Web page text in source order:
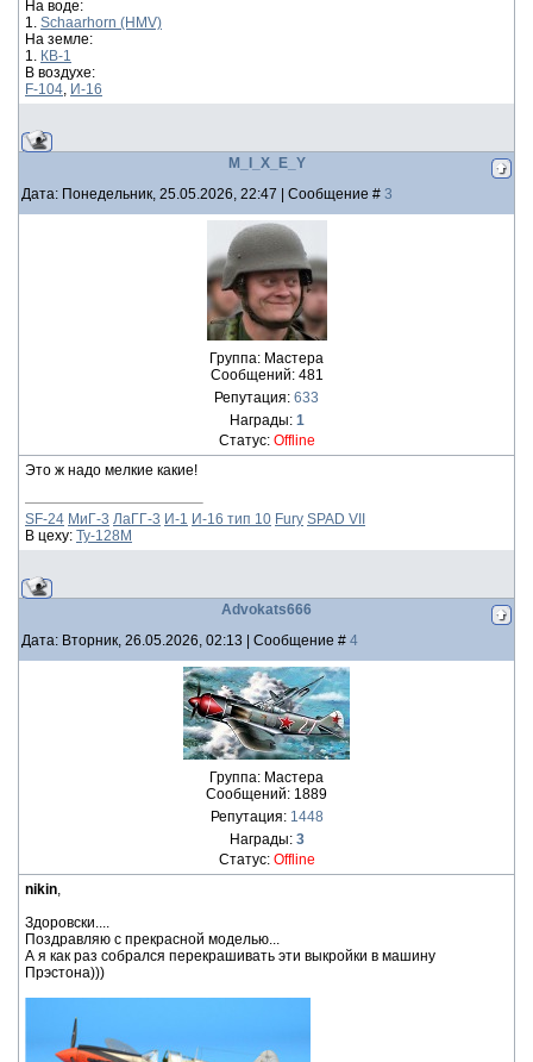
На воде:
1. Schaarhorn (HMV)
На земле:
1. КВ-1
В воздухе:
F-104, И-16
M_I_X_E_Y
Дата: Понедельник, 25.05.2026, 22:47 | Сообщение # 3
Группа: Мастера
Сообщений: 481
Репутация: 633
Награды: 1
Статус: Offline
Это ж надо мелкие какие!
SF-24 МиГ-3 ЛаГГ-3 И-1 И-16 тип 10 Fury SPAD VII
В цеху: Ту-128М
Advokats666
Дата: Вторник, 26.05.2026, 02:13 | Сообщение # 4
Группа: Мастера
Сообщений: 1889
Репутация: 1448
Награды: 3
Статус: Offline
nikin,
Здоровски....
Поздравляю с прекрасной моделью...
А я как раз собрался перекрашивать эти выкройки в машину
Прэстона)))